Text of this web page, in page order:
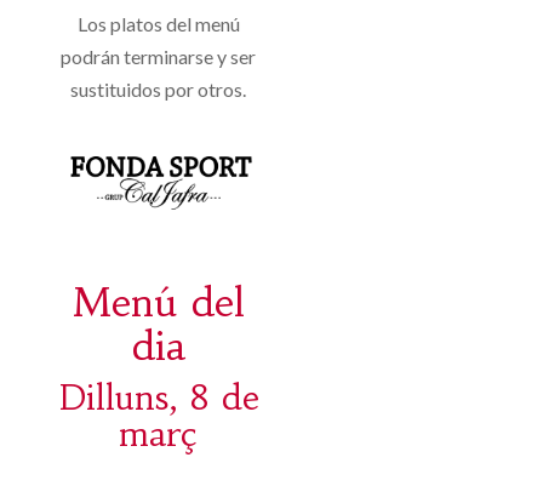
Los platos del menú
podrán terminarse y ser
sustituidos por otros.
Menú del
dia
Dilluns, 8 de
març